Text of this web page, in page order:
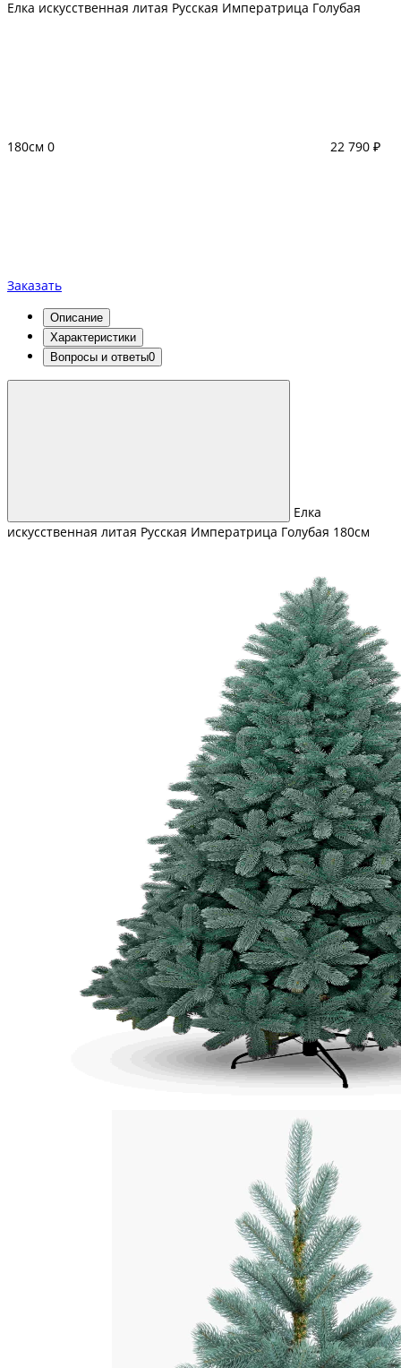
Елка искусственная литая Русская Императрица Голубая
180см 0 22 790 ₽
Заказать
Описание
Характеристики
Вопросы и ответы0
Елка
искусственная литая Русская Императрица Голубая 180см